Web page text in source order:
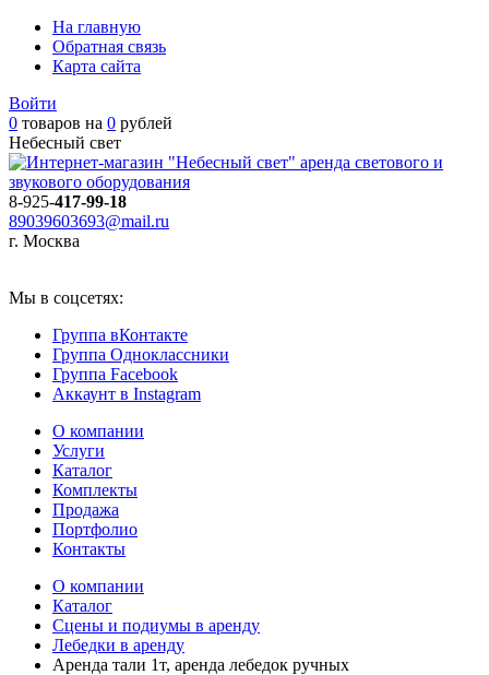
На главную
Обратная связь
Карта сайта
Войти
0 товаров на 0 рублей
Небесный свет
аренда светового и
звукового оборудования
8-925-417-99-18
89039603693@mail.ru
г. Москва
Мы в соцсетях:
Группа вКонтакте
Группа Одноклассники
Группа Facebook
Аккаунт в Instagram
О компании
Услуги
Каталог
Комплекты
Продажа
Портфолио
Контакты
О компании
Каталог
Сцены и подиумы в аренду
Лебедки в аренду
Аренда тали 1т, аренда лебедок ручных